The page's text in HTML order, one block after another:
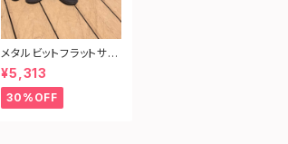
メタルビットフラットサン
ダル
¥5,313
30%OFF